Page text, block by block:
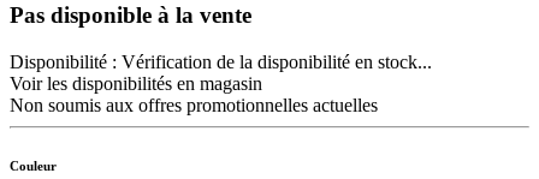
Pas disponible à la vente
Disponibilité : Vérification de la disponibilité en stock...
Voir les disponibilités en magasin
Non soumis aux offres promotionnelles actuelles
Couleur